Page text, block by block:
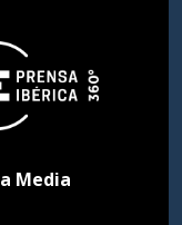
Media